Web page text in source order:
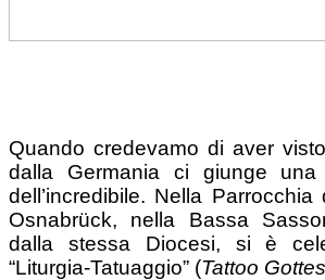
Quando credevamo di aver
dalla Germania ci giunge
dell’incredibile. Nella
Osnabrück, nella Bassa
dalla stessa Diocesi, si è
“Liturgia-Tatuaggio” (Tattoo